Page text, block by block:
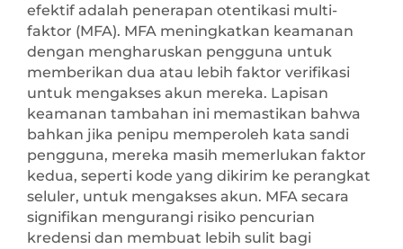
efektif adalah penerapan otentikasi multi-
faktor (MFA). MFA meningkatkan keamanan
dengan mengharuskan pengguna untuk
memberikan dua atau lebih faktor verifikasi
untuk mengakses akun mereka. Lapisan
keamanan tambahan ini memastikan bahwa
bahkan jika penipu memperoleh kata sandi
pengguna, mereka masih memerlukan faktor
kedua, seperti kode yang dikirim ke perangkat
seluler, untuk mengakses akun. MFA secara
signifikan mengurangi risiko pencurian
kredensi dan membuat lebih sulit bagi